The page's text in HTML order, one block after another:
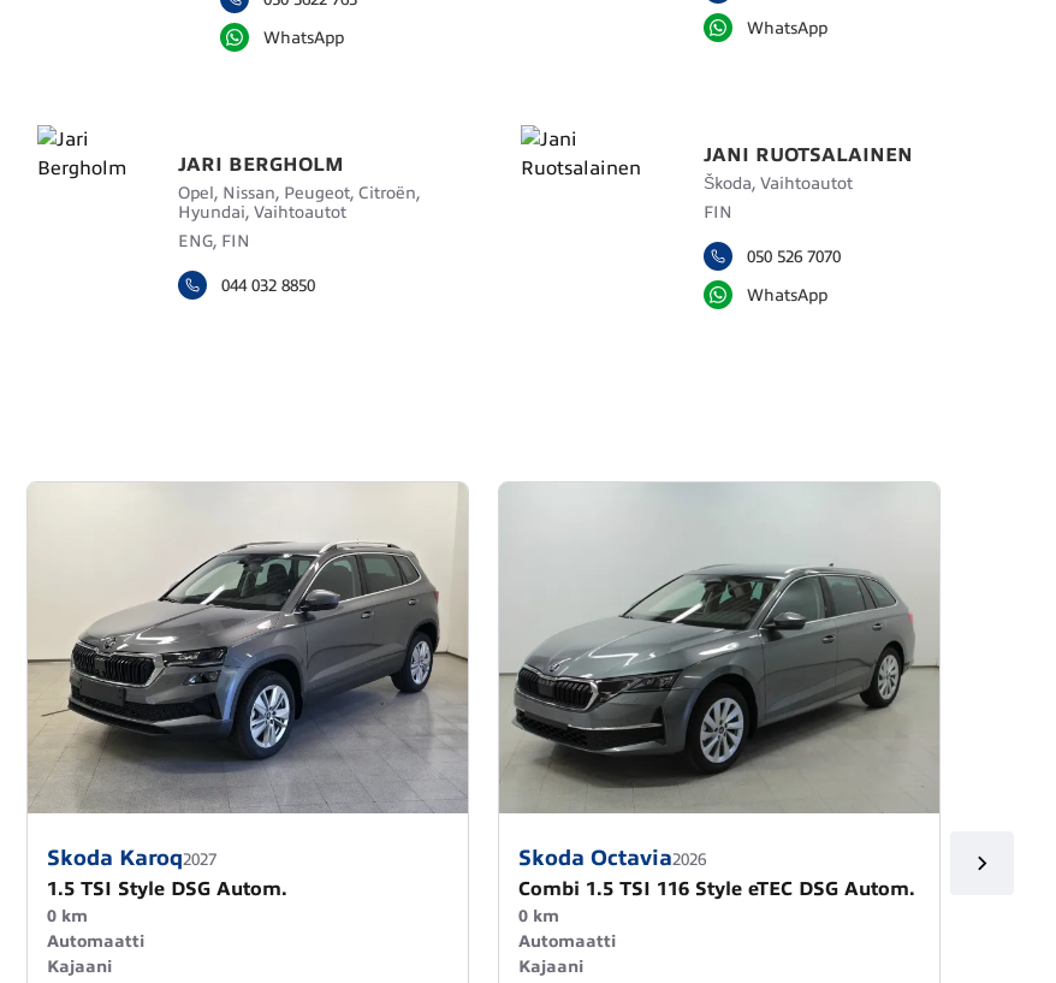
WhatsApp
WhatsApp
JARI BERGHOLM
Opel, Nissan, Peugeot, Citroën,
Hyundai, Vaihtoautot
ENG, FIN
044 032 8850
JANI RUOTSALAINEN
Škoda, Vaihtoautot
FIN
050 526 7070
WhatsApp
Skoda Karoq2027
1.5 TSI Style DSG Autom.
0 km
Automaatti
Kajaani
Skoda Octavia2026
Combi 1.5 TSI 116 Style eTEC DSG Autom.
0 km
Automaatti
Kajaani